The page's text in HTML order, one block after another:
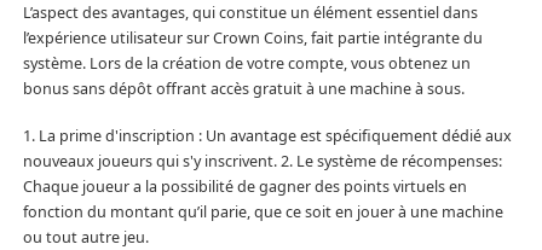
L’aspect des avantages, qui constitue un élément essentiel dans
l’expérience utilisateur sur Crown Coins, fait partie intégrante du
système. Lors de la création de votre compte, vous obtenez un
bonus sans dépôt offrant accès gratuit à une machine à sous.
1. La prime d'inscription : Un avantage est spécifiquement dédié aux
nouveaux joueurs qui s'y inscrivent. 2. Le système de récompenses:
Chaque joueur a la possibilité de gagner des points virtuels en
fonction du montant qu’il parie, que ce soit en jouer à une machine
ou tout autre jeu.